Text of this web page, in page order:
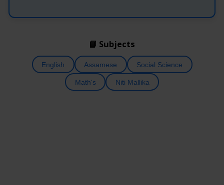
📘 Subjects
English Assamese Social Science
Math's Niti Mallika